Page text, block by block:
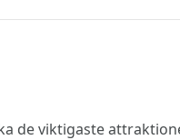
de viktigaste